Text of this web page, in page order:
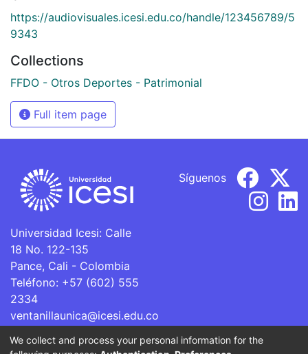
https://audiovisuales.icesi.edu.co/handle/123456789/5
9343
Collections
FFDO - Otros Deportes - Patrimonial
Full item page
Universidad Icesi: Calle
18 No. 122-135
Pance, Cali - Colombia
Teléfono: +57 (602) 555
2334
ventanillaunica@icesi.edu.co
Síguenos
La Universidad Icesi es una Institución de Educación
We collect and process your personal information for the